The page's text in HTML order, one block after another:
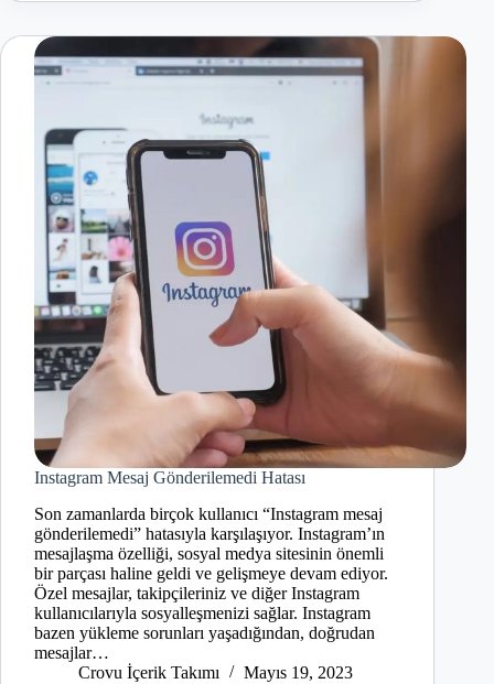
Instagram Mesaj Gönderilemedi Hatası
Son zamanlarda birçok kullanıcı “Instagram mesaj
gönderilemedi” hatasıyla karşılaşıyor. Instagram’ın
mesajlaşma özelliği, sosyal medya sitesinin önemli
bir parçası haline geldi ve gelişmeye devam ediyor.
Özel mesajlar, takipçileriniz ve diğer Instagram
kullanıcılarıyla sosyalleşmenizi sağlar. Instagram
bazen yükleme sorunları yaşadığından, doğrudan
mesajlar…
Crovu İçerik Takımı
Mayıs 19, 2023